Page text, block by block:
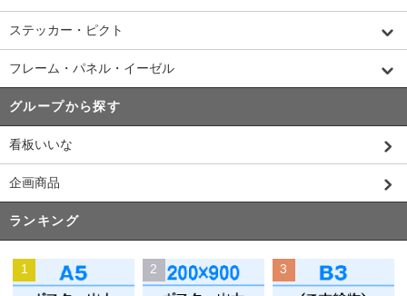
ステッカー・ピクト
フレーム・パネル・イーゼル
グループから探す
看板いいな
企画商品
ランキング
1 2 3